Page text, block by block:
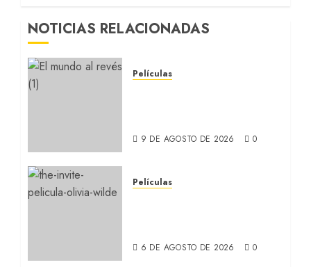
NOTICIAS RELACIONADAS
Películas
9 DE AGOSTO DE 2026 0
Películas
6 DE AGOSTO DE 2026 0